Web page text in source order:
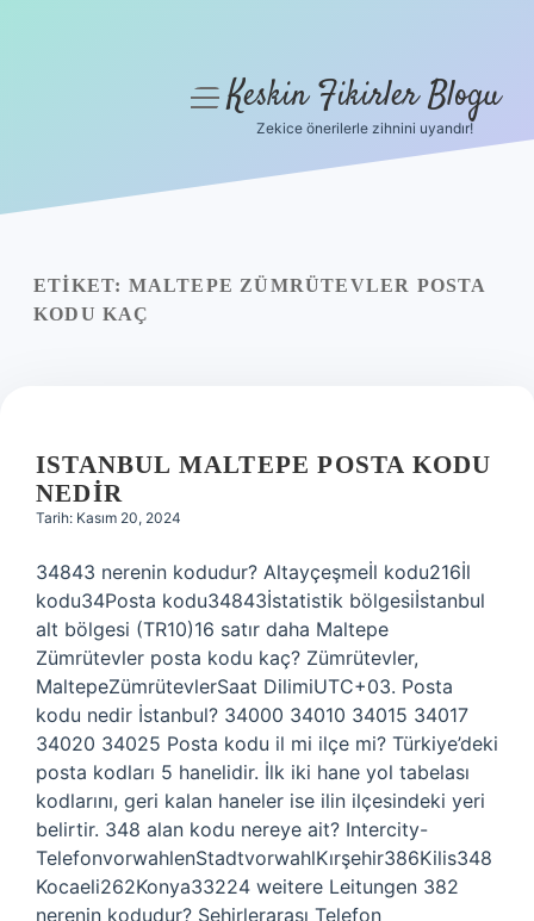
Yasal Uyarı
menüyüKeskin Fikirler Blogu
Zekice önerilerle zihnini uyandır!
ETIKET: MALTEPE ZÜMRÜTEVLER POSTA
KODU KAÇ
ISTANBUL MALTEPE POSTA KODU
NEDIR
Tarih: Kasım 20, 2024
34843 nerenin kodudur? Altayçeşmeİl kodu216İl
kodu34Posta kodu34843İstatistik bölgesiİstanbul
alt bölgesi (TR10)16 satır daha Maltepe
Zümrütevler posta kodu kaç? Zümrütevler,
MaltepeZümrütevlerSaat DilimiUTC+03. Posta
kodu nedir İstanbul? 34000 34010 34015 34017
34020 34025 Posta kodu il mi ilçe mi? Türkiye’deki
posta kodları 5 hanelidir. İlk iki hane yol tabelası
kodlarını, geri kalan haneler ise ilin ilçesindeki yeri
belirtir. 348 alan kodu nereye ait? Intercity-
TelefonvorwahlenStadtvorwahlKırşehir386Kilis348
Kocaeli262Konya33224 weitere Leitungen 382
nerenin kodudur? Şehirlerarası Telefon